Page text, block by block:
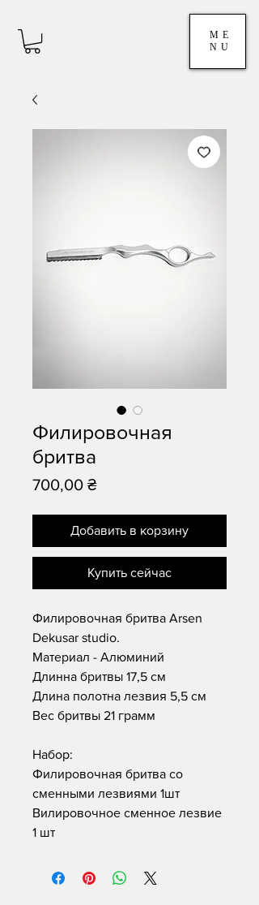
ME
NU
Филировочная
бритва
700,00 ₴Цена
Добавить в корзину
Купить сейчас
Филировочная бритва Arsen
Dekusar studio.
Материал - Алюминий
Длинна бритвы 17,5 см
Длина полотна лезвия 5,5 см
Вес бритвы 21 грамм
Набор:
Филировочная бритва со
сменными лезвиями 1шт
Вилировочное сменное лезвие
1 шт